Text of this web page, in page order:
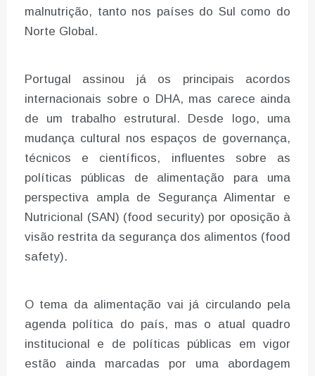
malnutrição, tanto nos países do Sul como do
Norte Global.
Portugal assinou já os principais acordos
internacionais sobre o DHA, mas carece ainda
de um trabalho estrutural. Desde logo, uma
mudança cultural nos espaços de governança,
técnicos e científicos, influentes sobre as
políticas públicas de alimentação para uma
perspectiva ampla de Segurança Alimentar e
Nutricional (SAN) (food security) por oposição à
visão restrita da segurança dos alimentos (food
safety).
O tema da alimentação vai já circulando pela
agenda política do país, mas o atual quadro
institucional e de políticas públicas em vigor
estão ainda marcadas por uma abordagem